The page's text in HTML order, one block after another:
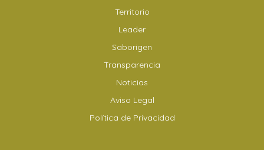
Territorio
Leader
Saborigen
Transparencia
Noticias
Aviso Legal
Política de Privacidad